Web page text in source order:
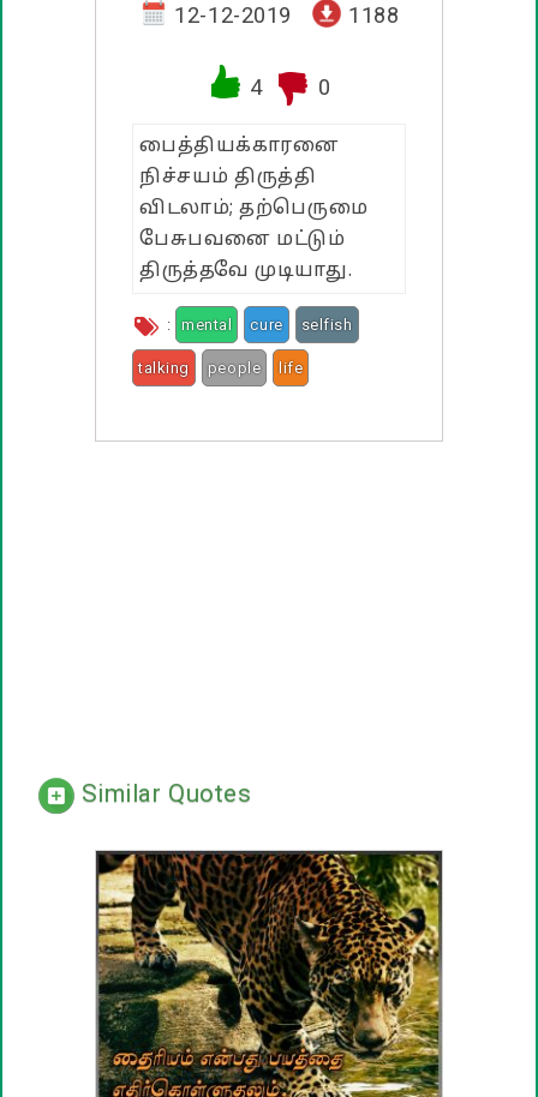
வாழ்த்து பொன்மொழிகள்
பண்டிகை வாழ்த்துக்கள்
12-12-2019 1188
4 0
பைத்தியக்காரனை
நிச்சயம் திருத்தி
விடலாம்; தற்பெருமை
பேசுபவனை மட்டும்
திருத்தவே முடியாது.
: mental cure selfish
talking people life
Similar Quotes